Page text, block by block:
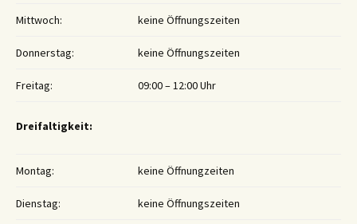
Mittwoch: keine Öffnungszeiten
Donnerstag: keine Öffnungszeiten
Freitag: 09:00 – 12:00 Uhr
Dreifaltigkeit:
Montag: keine Öffnungzeiten
Dienstag: keine Öffnungszeiten